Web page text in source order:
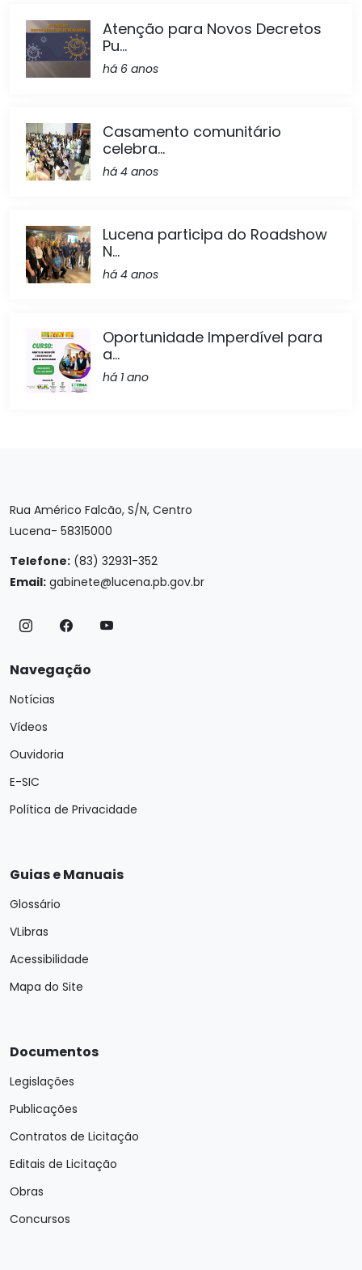
Atenção para Novos Decretos
Pu...
há 6 anos
Casamento comunitário
celebra...
há 4 anos
Lucena participa do Roadshow
N...
há 4 anos
Oportunidade Imperdível para
a...
há 1 ano
Rua Américo Falcão, S/N, Centro
Lucena- 58315000
Telefone: (83) 32931-352
Email: gabinete@lucena.pb.gov.br
Navegação
Notícias
Vídeos
Ouvidoria
E-SIC
Política de Privacidade
Guias e Manuais
Glossário
VLibras
Acessibilidade
Mapa do Site
Documentos
Legislações
Publicações
Contratos de Licitação
Editais de Licitação
Obras
Concursos